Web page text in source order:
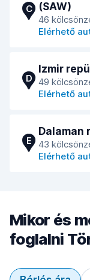
C
(SAW)
46
Elérhető
D
Izmir
49
Elérhető
E
Dalaman
43
Elérhető
Mikor és
foglalni